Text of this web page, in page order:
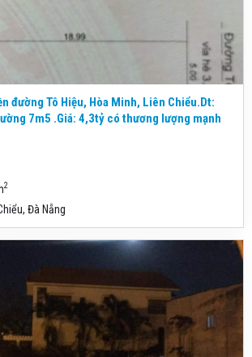
đường Tô Hiệu, Hòa Minh, Liên Chiểu.Dt:
7m5 .Giá: 4,3tỷ có thương lượng mạnh
2
Đà Nẵng